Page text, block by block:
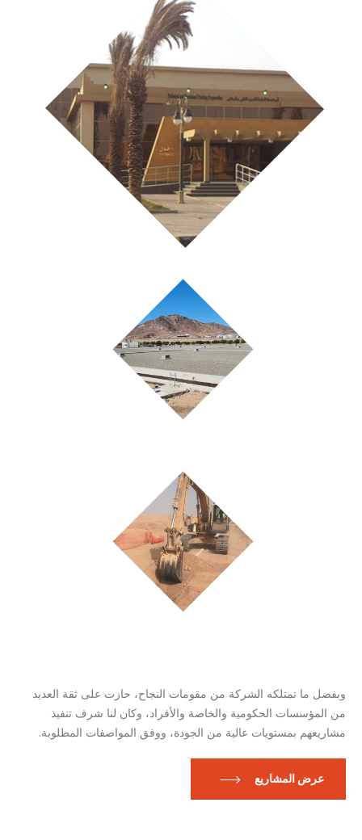
وبفضل ما تمتلكه الشركة من مقومات النجاح، حازت على ثقة العديد
من المؤسسات الحكومية والخاصة والأفراد، وكان لنا شرف تنفيذ
مشاريعهم بمستويات عالية من الجودة، ووفق المواصفات المطلوبة.
عرض المشاريع